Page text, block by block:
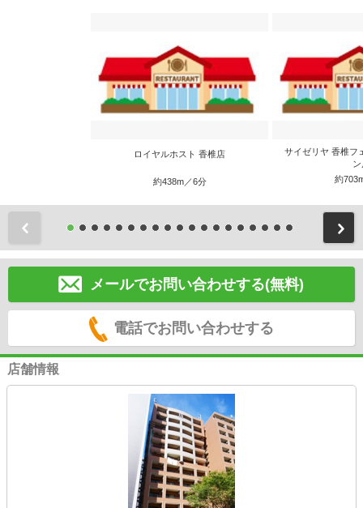
ロイヤルホスト 香椎店
約438m／6分
サイゼリヤ 香椎フ
ン
約
メールでお問い合わせする(無料)
電話でお問い合わせする
店舗情報